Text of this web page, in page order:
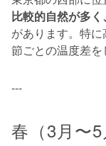
比較的自然が多
があります。特
節ごとの温度差を
---
春（3月〜5